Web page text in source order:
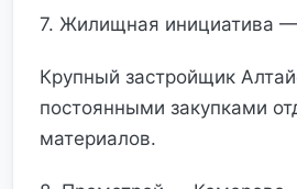
7. Жилищная инициатива
Крупный застройщик
постоянными закупками
материалов.